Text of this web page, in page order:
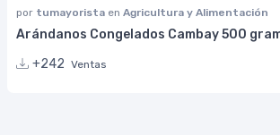
por tumayorista en Agricultura y Alimentación
Arándanos Congelados Cambay 500
+242 Ventas